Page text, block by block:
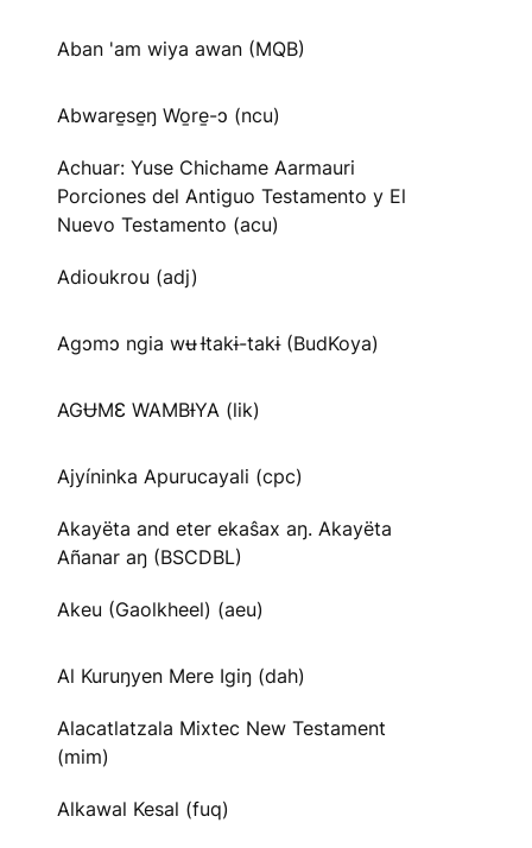
Aban 'am wiya awan (MQB)
Abware̱se̱ŋ Wo̱re̱-ɔ (ncu)
Achuar: Yuse Chichame Aarmauri
Porciones del Antiguo Testamento y El
Nuevo Testamento (acu)
Adioukrou (adj)
Agɔmɔ ngia wʉ Ɨtakɨ-takɨ (BudKoya)
AGɄMƐ WAMBƗYA (lik)
Ajyíninka Apurucayali (cpc)
Akayëta and eter ekaŝax aŋ. Akayëta
Añanar aŋ (BSCDBL)
Akeu (Gaolkheel) (aeu)
Al Kuruŋyen Mere Igiŋ (dah)
Alacatlatzala Mixtec New Testament
(mim)
Alkawal Kesal (fuq)